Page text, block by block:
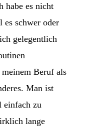
habe es nicht
schwer oder
gelegentlich
Beruf als
Man ist
einfach zu
lange